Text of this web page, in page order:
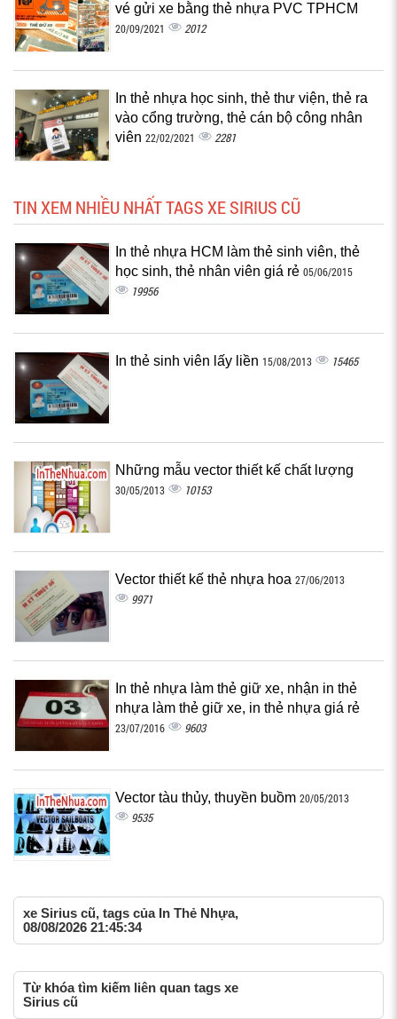
vé gửi xe bằng thẻ nhựa PVC TPHCM
20/09/2021 2012
In thẻ nhựa học sinh, thẻ thư viện, thẻ ra
vào cổng trường, thẻ cán bộ công nhân
viên 22/02/2021 2281
TIN XEM NHIỀU NHẤT TAGS XE SIRIUS CŨ
In thẻ nhựa HCM làm thẻ sinh viên, thẻ
học sinh, thẻ nhân viên giá rẻ 05/06/2015
19956
In thẻ sinh viên lấy liền 15/08/2013 15465
Những mẫu vector thiết kế chất lượng
30/05/2013 10153
Vector thiết kế thẻ nhựa hoa 27/06/2013
9971
In thẻ nhựa làm thẻ giữ xe, nhận in thẻ
nhựa làm thẻ giữ xe, in thẻ nhựa giá rẻ
23/07/2016 9603
Vector tàu thủy, thuyền buồm 20/05/2013
9535
xe Sirius cũ, tags của In Thẻ Nhựa,
08/08/2026 21:45:34
Từ khóa tìm kiếm liên quan tags xe
Sirius cũ